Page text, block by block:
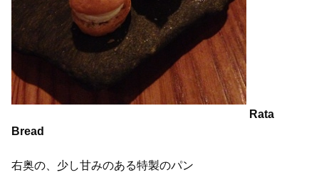
Rata
Bread
右奥の、少し甘みのある特製のパン